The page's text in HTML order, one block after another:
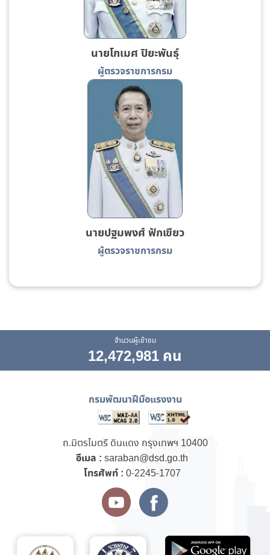
นายโกเมศ ปิยะพันธุ์
ผู้ตรวจราชการกรม
นายปฐมพงศ์ ฟักเขียว
ผู้ตรวจราชการกรม
จำนวนผู้เข้าชม
12,472,981 คน
กรมพัฒนาฝีมือแรงงาน
ถ.มิตรไมตรี ดินแดง กรุงเทพฯ 10400
อีเมล : saraban@dsd.go.th
โทรศัพท์ : 0-2245-1707